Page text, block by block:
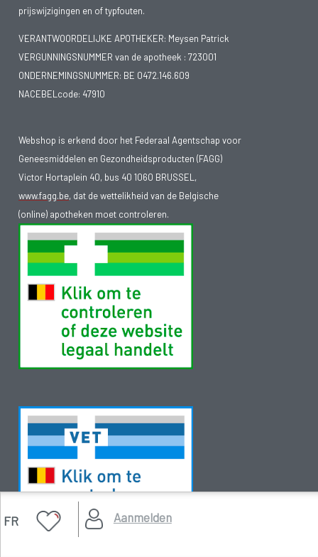
FR Aanmelden
prijswijzigingen en of typfouten.
VERANTWOORDELIJKE APOTHEKER: Meysen Patrick
VERGUNNINGSNUMMER van de apotheek : 723001
ONDERNEMINGSNUMMER: BE 0472.146.609
NACEBELcode: 47910
Webshop is erkend door het Federaal Agentschap voor
Geneesmiddelen en Gezondheidsproducten (FAGG)
Victor Hortaplein 40, bus 40 1060 BRUSSEL,
www.fagg.be, dat de wettelikheid van de Belgische
(online) apotheken moet controleren.